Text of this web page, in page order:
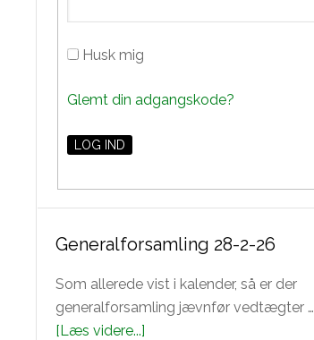
Husk mig
Glemt din adgangskode?
Generalforsamling 28-2-26
Som allerede vist i kalender, så er der
generalforsamling jævnfør vedtægter …
[Læs videre...]